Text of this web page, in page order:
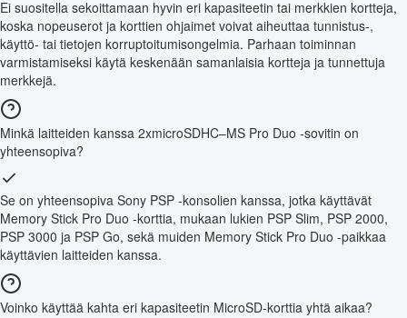
Ei suositella sekoittamaan hyvin eri kapasiteetin tai merkkien kortteja,
koska nopeuserot ja korttien ohjaimet voivat aiheuttaa tunnistus-,
käyttö- tai tietojen korruptoitumisongelmia. Parhaan toiminnan
varmistamiseksi käytä keskenään samanlaisia kortteja ja tunnettuja
merkkejä.
Minkä laitteiden kanssa 2xmicroSDHC–MS Pro Duo -sovitin on
yhteensopiva?
Se on yhteensopiva Sony PSP -konsolien kanssa, jotka käyttävät
Memory Stick Pro Duo -korttia, mukaan lukien PSP Slim, PSP 2000,
PSP 3000 ja PSP Go, sekä muiden Memory Stick Pro Duo -paikkaa
käyttävien laitteiden kanssa.
Voinko käyttää kahta eri kapasiteetin MicroSD-korttia yhtä aikaa?